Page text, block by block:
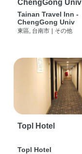
ChengGong Univ
Tainan Travel Inn -
ChengGong Univ
東區, 台南市 | その他
Topl Hotel
Topl Hotel